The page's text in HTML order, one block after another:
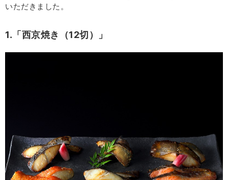
いただきました。
1.「西京焼き（12切）」